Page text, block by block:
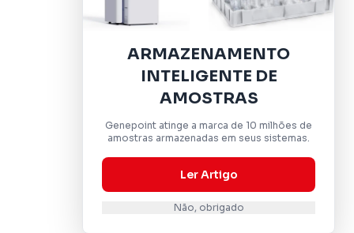
ARMAZENAMENTO
INTELIGENTE DE
AMOSTRAS
Genepoint atinge a marca de 10 milhões de
amostras armazenadas em seus sistemas.
Ler Artigo
Não, obrigado